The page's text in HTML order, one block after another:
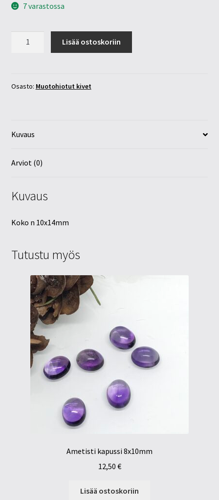
7 varastossa
määrä
Lisää ostoskoriin
Osasto: Muotohiotut kivet
Kuvaus
Arviot (0)
Kuvaus
Koko n 10x14mm
Tutustu myös
Ametisti kapussi 8x10mm
12,50 €
Lisää ostoskoriin